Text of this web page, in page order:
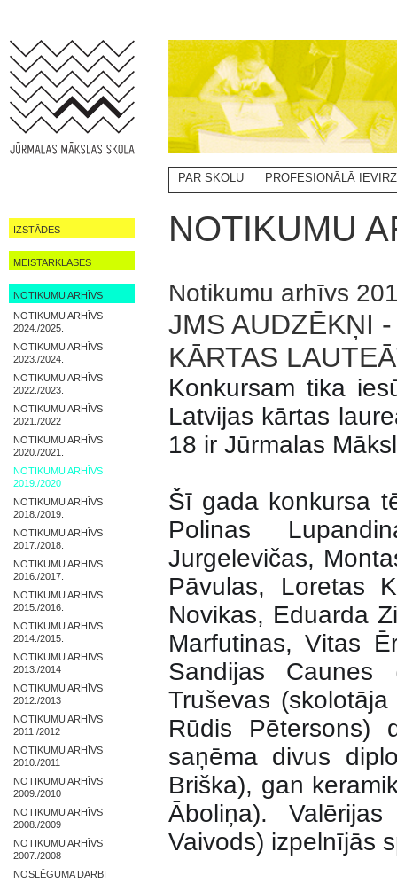
IZSTĀDES
MEISTARKLASES
NOTIKUMU ARHĪVS
NOTIKUMU ARHĪVS
2024./2025.
NOTIKUMU ARHĪVS
2023./2024.
NOTIKUMU ARHĪVS
2022./2023.
NOTIKUMU ARHĪVS
2021./2022
NOTIKUMU ARHĪVS
2020./2021.
NOTIKUMU ARHĪVS
2019./2020
NOTIKUMU ARHĪVS
2018./2019.
NOTIKUMU ARHĪVS
2017./2018.
NOTIKUMU ARHĪVS
2016./2017.
NOTIKUMU ARHĪVS
2015./2016.
NOTIKUMU ARHĪVS
2014./2015.
NOTIKUMU ARHĪVS
2013./2014
NOTIKUMU ARHĪVS
2012./2013
NOTIKUMU ARHĪVS
2011./2012
NOTIKUMU ARHĪVS
2010./2011
NOTIKUMU ARHĪVS
2009./2010
NOTIKUMU ARHĪVS
2008./2009
NOTIKUMU ARHĪVS
2007./2008
NOSLĒGUMA DARBI
PAR SKOLU
PROFESIONĀLĀ
NOTIKUMU
Notikumu arhīvs
JMS AUDZĒKŅI
KĀRTAS
Konkursam tika
Latvijas kārtas
18 ir Jūrmalas
Šī gada konkursa
Polinas
Jurgelevičas,
Pāvulas, Loretas
Novikas, Eduarda
Marfutinas, Vitas
Sandijas Caunes
Truševas
Rūdis Pētersons)
saņēma divus
Briška), gan
Āboliņa).
Vaivods) izpelnījās